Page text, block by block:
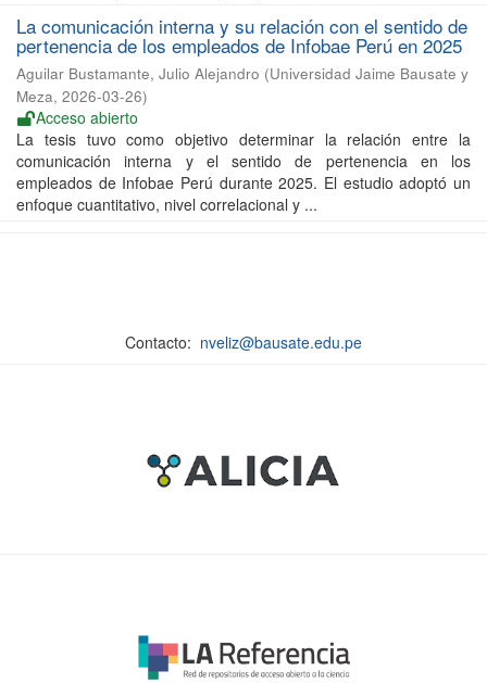
La comunicación interna y su relación con el sentido de
pertenencia de los empleados de Infobae Perú en 2025
Aguilar Bustamante, Julio Alejandro (Universidad Jaime Bausate y
Meza, 2026-03-26)
Acceso abierto
La tesis tuvo como objetivo determinar la relación entre la
comunicación interna y el sentido de pertenencia en los
empleados de Infobae Perú durante 2025. El estudio adoptó un
enfoque cuantitativo, nivel correlacional y ...
Contacto: nveliz@bausate.edu.pe